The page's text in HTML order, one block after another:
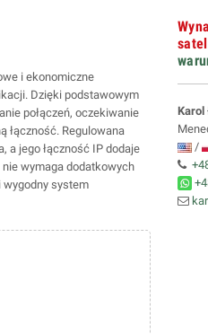
i ekonomiczne
Dzięki podstawowym
połączeń, oczekiwanie
łączność. Regulowana
a jego łączność IP dodaje
wymaga dodatkowych
wygodny system
Karol
/